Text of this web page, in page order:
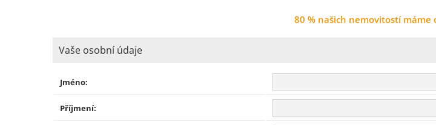
80 % našich nemovitostí máme
Vaše osobní údaje
Jméno:
Příjmení: